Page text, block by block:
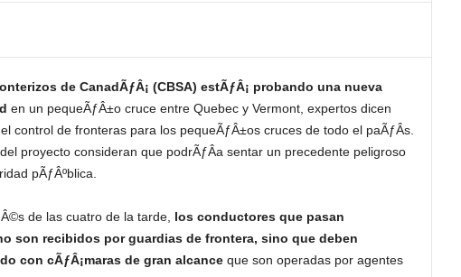
de CanadÃƒÂ¡ (CBSA) estÃƒÂ¡ probando una nueva
en un pequeÃƒÂ±o cruce entre Quebec y Vermont, expertos dicen
control de fronteras para los pequeÃƒÂ±os cruces de todo el paÃƒÂ­s.
proyecto consideran que podrÃƒÂ­a sentar un precedente peligroso
pÃƒÂºblica.
de las cuatro de la tarde, los conductores que pasan
son recibidos por guardias de frontera, sino que deben
con cÃƒÂ¡maras de gran alcanceque son operadas por agentes